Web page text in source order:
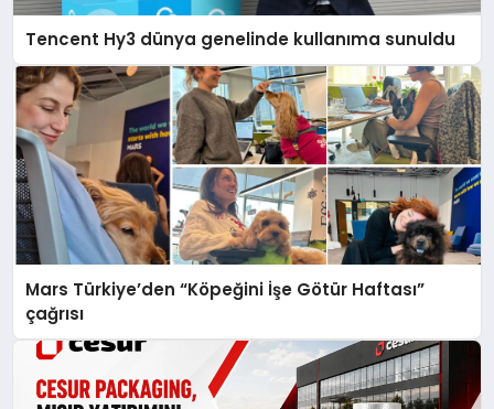
Tencent Hy3 dünya genelinde kullanıma sunuldu
Mars Türkiye’den “Köpeğini İşe Götür Haftası”
çağrısı